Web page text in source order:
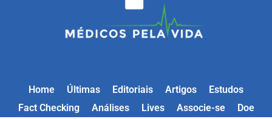
Home Últimas Editoriais Artigos
Estudos
Fact Checking
Análises Lives Associe-se Doe